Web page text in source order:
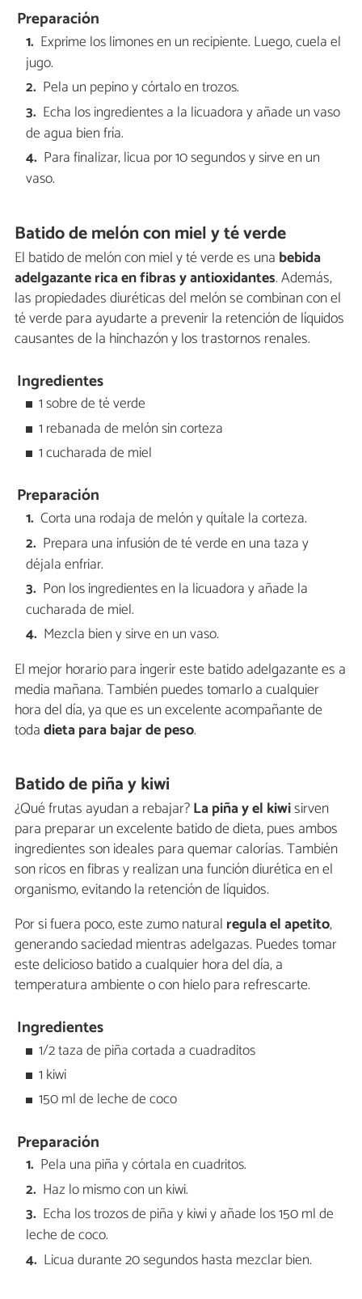
Preparación
Exprime los limones en un recipiente. Luego, cuela el
jugo.
Pela un pepino y córtalo en trozos.
Echa los ingredientes a la licuadora y añade un vaso
de agua bien fría.
Para finalizar, licua por 10 segundos y sirve en un
vaso.
Batido de melón con miel y té verde
El batido de melón con miel y té verde es una bebida
adelgazante rica en fibras y antioxidantes. Además,
las propiedades diuréticas del melón se combinan con el
té verde para ayudarte a prevenir la retención de líquidos
causantes de la hinchazón y los trastornos renales.
Ingredientes
1 sobre de té verde
1 rebanada de melón sin corteza
1 cucharada de miel
Preparación
Corta una rodaja de melón y quítale la corteza.
Prepara una infusión de té verde en una taza y
déjala enfriar.
Pon los ingredientes en la licuadora y añade la
cucharada de miel.
Mezcla bien y sirve en un vaso.
El mejor horario para ingerir este batido adelgazante es a
media mañana. También puedes tomarlo a cualquier
hora del día, ya que es un excelente acompañante de
todadieta para bajar de peso.
Batido de piña y kiwi
¿Qué frutas ayudan a rebajar?La piña y el kiwisirven
para preparar un excelente batido de dieta, pues ambos
ingredientes son ideales para quemar calorías. También
son ricos en fibras y realizan una función diurética en el
organismo, evitando la retención de líquidos.
Por si fuera poco, este zumo natural regula el apetito,
generando saciedad mientras adelgazas. Puedes tomar
este delicioso batido a cualquier hora del día, a
temperatura ambiente o con hielo para refrescarte.
Ingredientes
1/2 taza de piña cortada a cuadraditos
1 kiwi
150 ml de leche de coco
Preparación
Pela una piña y córtala en cuadritos.
Haz lo mismo con un kiwi.
Echa los trozos de piña y kiwi y añade los 150 ml de
leche de coco.
Licua durante 20 segundos hasta mezclar bien.